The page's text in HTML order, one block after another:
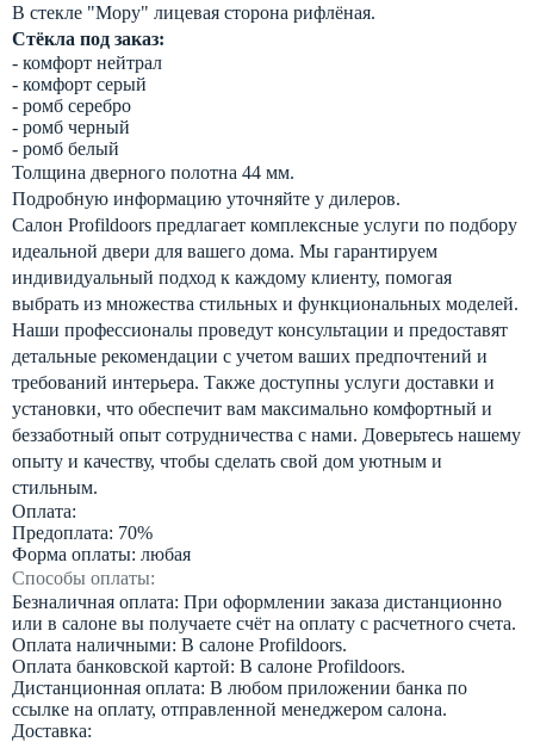
В стекле "Мору" лицевая сторона рифлёная.
Стёкла под заказ:
- комфорт нейтрал
- комфорт серый
- ромб серебро
- ромб черный
- ромб белый
Толщина дверного полотна 44 мм.
Подробную информацию уточняйте у дилеров.
Салон Profildoors предлагает комплексные услуги по подбору
идеальной двери для вашего дома. Мы гарантируем
индивидуальный подход к каждому клиенту, помогая
выбрать из множества стильных и функциональных моделей.
Наши профессионалы проведут консультации и предоставят
детальные рекомендации с учетом ваших предпочтений и
требований интерьера. Также доступны услуги доставки и
установки, что обеспечит вам максимально комфортный и
беззаботный опыт сотрудничества с нами. Доверьтесь нашему
опыту и качеству, чтобы сделать свой дом уютным и
стильным.
Оплата:
Предоплата: 70%
Форма оплаты: любая
Способы оплаты:
Безналичная оплата: При оформлении заказа дистанционно
или в салоне вы получаете счёт на оплату с расчетного счета.
Оплата наличными: В салоне Profildoors.
Оплата банковской картой: В салоне Profildoors.
Дистанционная оплата: В любом приложении банка по
ссылке на оплату, отправленной менеджером салона.
Доставка: